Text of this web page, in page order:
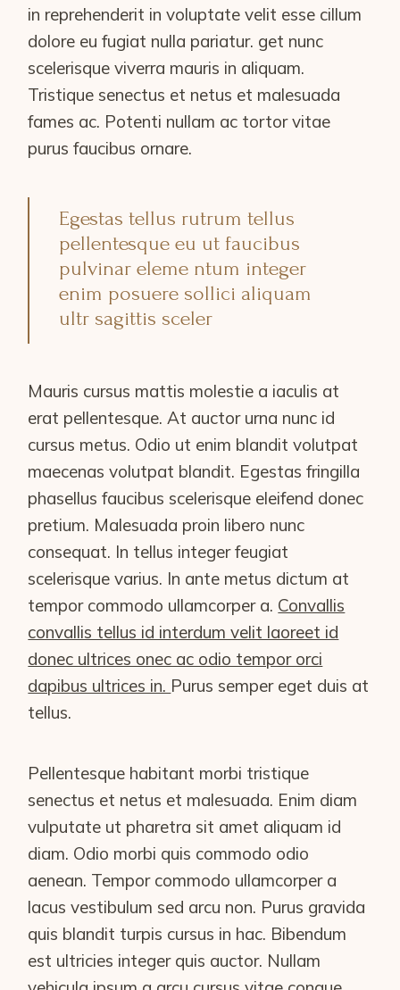
in reprehenderit in voluptate velit esse cillum
dolore eu fugiat nulla pariatur. get nunc
scelerisque viverra mauris in aliquam.
Tristique senectus et netus et malesuada
fames ac. Potenti nullam ac tortor vitae
purus faucibus ornare.
Egestas tellus rutrum tellus
pellentesque eu ut faucibus
pulvinar eleme ntum integer
enim posuere sollici aliquam
ultr sagittis sceler
Mauris cursus mattis molestie a iaculis at
erat pellentesque. At auctor urna nunc id
cursus metus. Odio ut enim blandit volutpat
maecenas volutpat blandit. Egestas fringilla
phasellus faucibus scelerisque eleifend donec
pretium. Malesuada proin libero nunc
consequat. In tellus integer feugiat
scelerisque varius. In ante metus dictum at
tempor commodo ullamcorper a. Convallis
convallis tellus id interdum velit laoreet id
donec ultrices onec ac odio tempor orci
dapibus ultrices in. Purus semper eget duis at
tellus.
Pellentesque habitant morbi tristique
senectus et netus et malesuada. Enim diam
vulputate ut pharetra sit amet aliquam id
diam. Odio morbi quis commodo odio
aenean. Tempor commodo ullamcorper a
lacus vestibulum sed arcu non. Purus gravida
quis blandit turpis cursus in hac. Bibendum
est ultricies integer quis auctor. Nullam